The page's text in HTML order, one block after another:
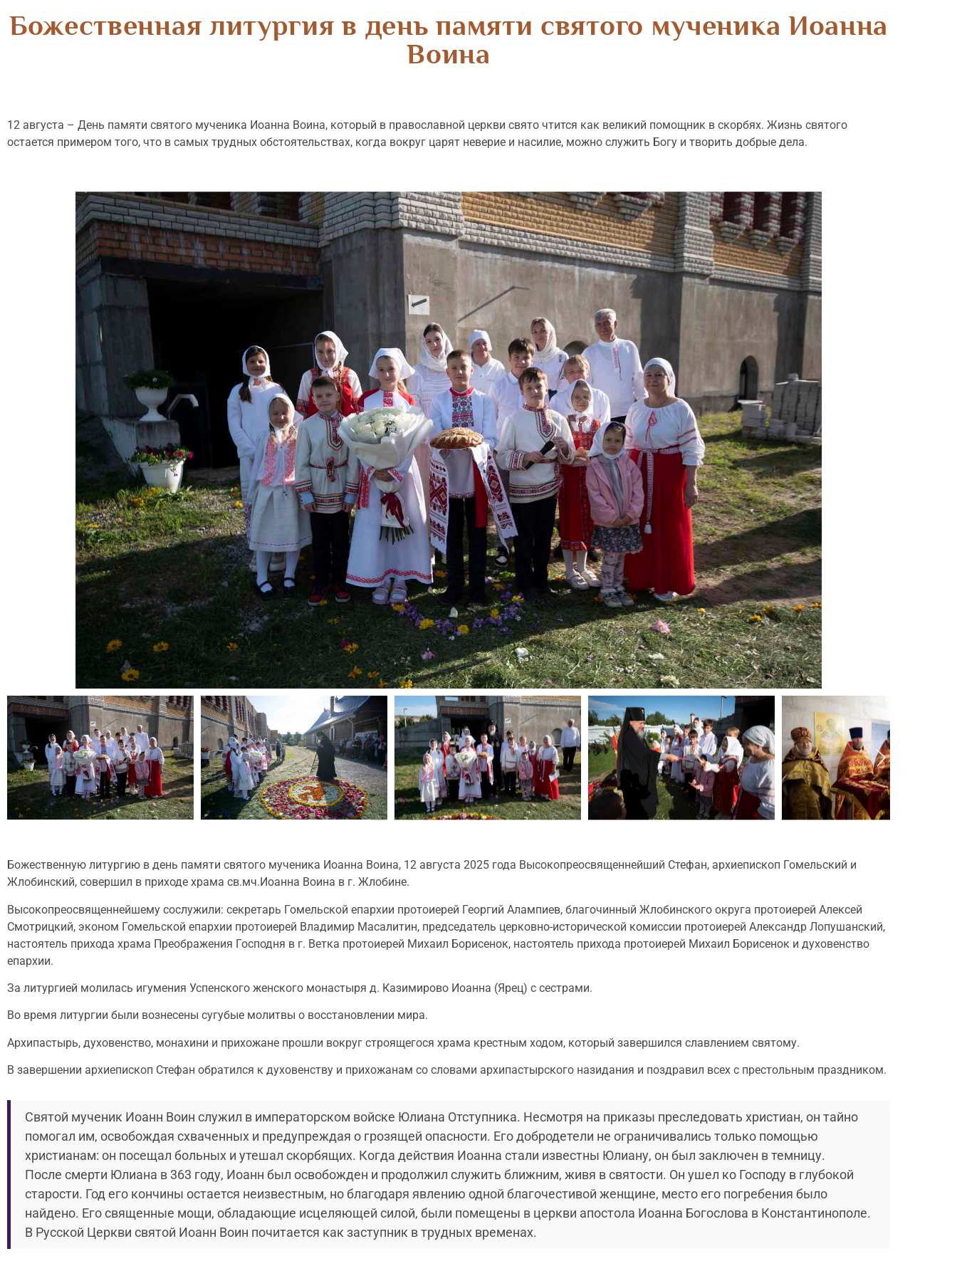
Божественная литургия в день памяти святого мученика Иоанна
Воина
12 августа – День памяти святого мученика Иоанна Воина, который в православной церкви свято чтится как великий помощник в скорбях. Жизнь святого
остается примером того, что в самых трудных обстоятельствах, когда вокруг царят неверие и насилие, можно служить Богу и творить добрые дела.
Божественную литургию в день памяти святого мученика Иоанна Воина, 12 августа 2025 года Высокопреосвященнейший Стефан, архиепископ Гомельский и
Жлобинский, совершил в приходе храма св.мч.Иоанна Воина в г. Жлобине.
Высокопреосвященнейшему сослужили: секретарь Гомельской епархии протоиерей Георгий Алампиев, благочинный Жлобинского округа протоиерей Алексей
Смотрицкий, эконом Гомельской епархии протоиерей Владимир Масалитин, председатель церковно-исторической комиссии протоиерей Александр Лопушанский,
настоятель прихода храма Преображения Господня в г. Ветка протоиерей Михаил Борисенок, настоятель прихода протоиерей Михаил Борисенок и духовенство
епархии.
За литургией молилась игумения Успенского женского монастыря д. Казимирово Иоанна (Ярец) с сестрами.
Во время литургии были вознесены сугубые молитвы о восстановлении мира.
Архипастырь, духовенство, монахини и прихожане прошли вокруг строящегося храма крестным ходом, который завершился славлением святому.
В завершении архиепископ Стефан обратился к духовенству и прихожанам со словами архипастырского назидания и поздравил всех с престольным праздником.
Святой мученик Иоанн Воин служил в императорском войске Юлиана Отступника. Несмотря на приказы преследовать христиан, он тайно
помогал им, освобождая схваченных и предупреждая о грозящей опасности. Его добродетели не ограничивались только помощью
христианам: он посещал больных и утешал скорбящих. Когда действия Иоанна стали известны Юлиану, он был заключен в темницу.
После смерти Юлиана в 363 году, Иоанн был освобожден и продолжил служить ближним, живя в святости. Он ушел ко Господу в глубокой
старости. Год его кончины остается неизвестным, но благодаря явлению одной благочестивой женщине, место его погребения было
найдено. Его священные мощи, обладающие исцеляющей силой, были помещены в церкви апостола Иоанна Богослова в Константинополе.
В Русской Церкви святой Иоанн Воин почитается как заступник в трудных временах.